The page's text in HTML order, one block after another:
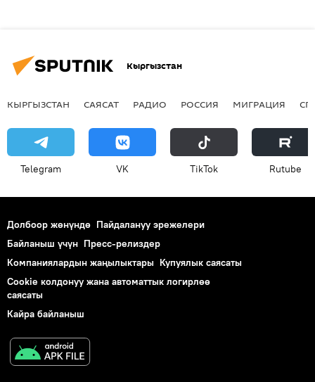
Кыргызстан
КЫРГЫЗСТАН САЯСАТ РАДИО РОССИЯ МИГРАЦИЯ
Telegram VK ТikТоk Rutube
Долбоор жөнүндө Пайдалануу эрежелери
Байланыш үчүн Пресс-релиздер
Компаниялардын жаңылыктары Купуялык саясаты
Cookie колдонуу жана автоматтык логирлөө
саясаты
Кайра байланыш